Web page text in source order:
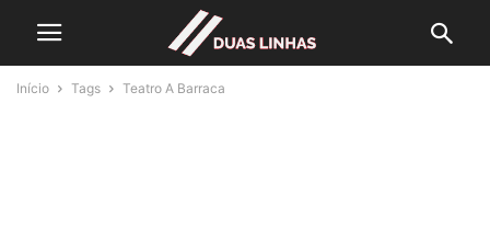
Início Tags Teatro A Barraca